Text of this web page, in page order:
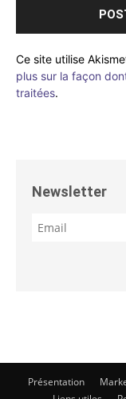
Ce site utilise
plus sur la façon
traitées.
Newsletter
Présentation